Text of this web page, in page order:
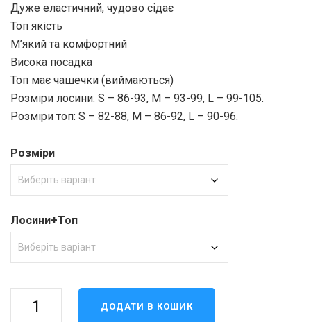
₴250.00.₴99.00.
Дуже еластичний, чудово сідає
Топ якість
М’який та комфортний
Висока посадка
Топ має чашечки (виймаються)
Розміри лосини: S – 86-93, M – 93-99, L – 99-105.
Розміри топ: S – 82-88, M – 86-92, L – 90-96.
Розміри
Лосини+Топ
костюм
ДОДАТИ В КОШИК